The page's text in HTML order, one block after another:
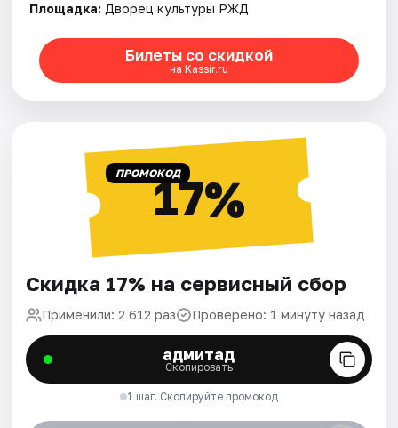
Площадка: Дворец культуры РЖД
Билеты со скидкой
на Kassir.ru
ПРОМОКОД17%
Скидка 17% на сервисный сбор
Применили: 2 612 раз Проверено: 1 минуту назад
адмитад
Скопировать
1 шаг. Скопируйте промокод